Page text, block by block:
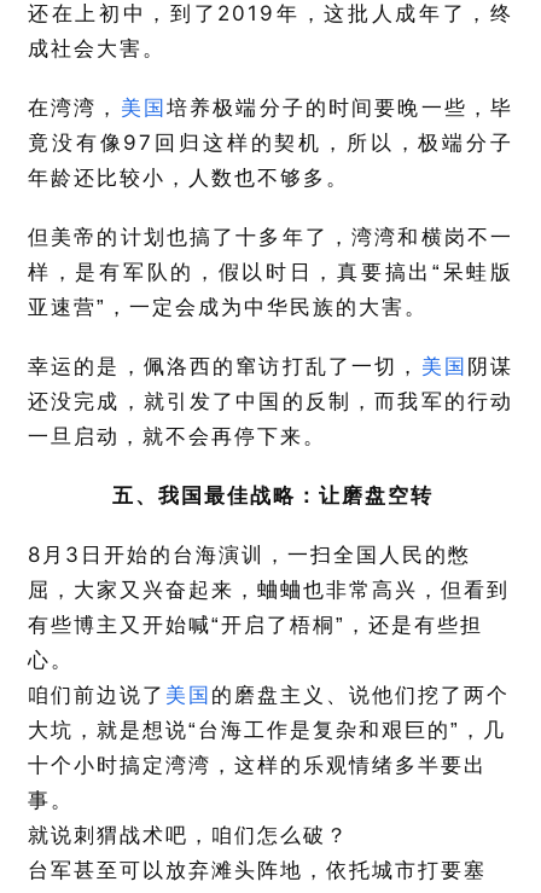
还在上初中，到了 2019 年，这批人成年了，终
成社会大害。
在湾湾， 美国 培养极端分子的时间要晚一些，毕
竟没有像 97 回归这样的契机，所以，极端分子
年龄还比较小，人数也不够多。
但美帝的计划也搞了十多年了，湾湾和横岗不一
样，是有军队的，假以时日，真要搞出“呆蛙版
亚速营”，一定会成为中华民族的大害。
幸运的是，佩洛西的窜访打乱了一切， 美国 阴谋
还没完成，就引发了中国的反制，而我军的行动
一旦启动，就不会再停下来。
五、我国最佳战略：让磨盘空转
8 月 3 日开始的台海演训，一扫全国人民的憋
屈，大家又兴奋起来，蛐蛐也非常高兴，但看到
有些博主又开始喊“开启了梧桐”，还是有些担
心。
咱们前边说了 美国 的磨盘主义、说他们挖了两个
大坑，就是想说“台海工作是复杂和艰巨的”，几
十个小时搞定湾湾，这样的乐观情绪多半要出
事。
就说刺猬战术吧，咱们怎么破？
台军甚至可以放弃滩头阵地，依托城市打要塞